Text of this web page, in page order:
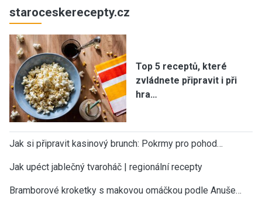
staroceskerecepty.cz
Top 5 receptů, které
zvládnete připravit i při
hra…
Jak si připravit kasinový brunch: Pokrmy pro pohod…
Jak upéct jablečný tvaroháč | regionální recepty
Bramborové kroketky s makovou omáčkou podle Anuše…